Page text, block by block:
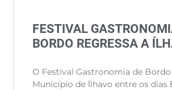
FESTIVAL
BORDO REGRESSA A
O Festival Gastronomia de Bordo
Município de Ílhavo entre os dias